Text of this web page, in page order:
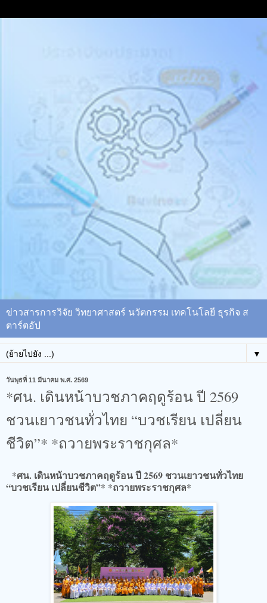
ข่าวสารการวิจัย วิทยาศาสตร์ นวัตกรรม เทคโนโลยี ธุรกิจ ส
ตาร์ตอัป
▼
วันพุธที่ 11 มีนาคม พ.ศ. 2569
*ศน. เดินหน้าบวชภาคฤดูร้อน ปี 2569
ชวนเยาวชนทั่วไทย “บวชเรียน เปลี่ยน
ชีวิต”* *ถวายพระราชกุศล*
*ศน. เดินหน้าบวชภาคฤดูร้อน ปี 2569 ชวนเยาวชนทั่วไทย
“บวชเรียน เปลี่ยนชีวิต”* *ถวายพระราชกุศล*